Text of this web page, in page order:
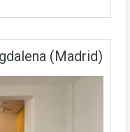
(Madrid)